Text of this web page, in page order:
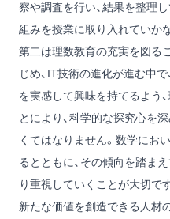
察や調査を行い、結果を整理
組みを授業に取り入れていか
第二は理数教育の充実を図る
じめ、IT技術の進化が進む中
を実感して興味を持てるよう
とにより、科学的な探究心を
くてはなりません。数学にお
るとともに、その傾向を踏ま
り重視していくことが大切で
新たな価値を創造できる人材